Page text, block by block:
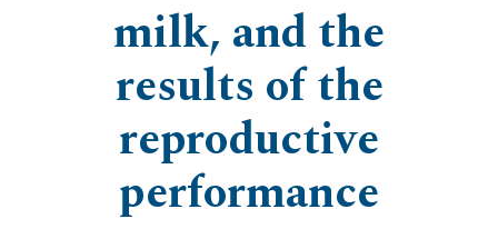
milk, and the
results of the
reproductive
performance